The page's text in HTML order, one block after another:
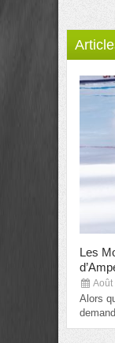
Les
Août
Alors